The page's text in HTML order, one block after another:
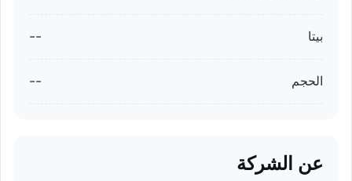
بيتا --
الحجم --
عن الشركة